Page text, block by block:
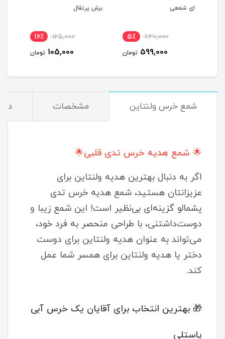
ای شمعی
630,000 5٪
599,000 تومان
برش پرتقال
125,000 16٪
105,000 تومان
شمع خرس ولنتاین مشخصات
🌟 شمع هدیه خرس تدی قلبی🌟
اگر به دنبال بهترین هدیه ولنتاین برای
عزیزانتان هستید، شمع هدیه خرس تدی
پشمالو گزینه‌ای بی‌نظیر است! این شمع زیبا و
دوست‌داشتنی، با طراحی منحصر به فرد خود،
می‌تواند به عنوان هدیه ولنتاین برای دوست
دختر یا هدیه ولنتاین برای همسر شما عمل
کند.
🎁 بهترین انتخاب برای آقایان یک خرس آبی
پاستلی